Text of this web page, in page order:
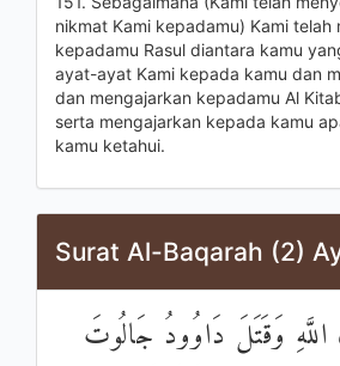
nikmat Kami kepadamu) Kami telah
kepadamu Rasul diantara kamu
ayat-ayat Kami kepada kamu dan
dan mengajarkan kepadamu Al
serta mengajarkan kepada kamu
kamu ketahui.
Surat Al-Baqarah (2)
وَقَتَلَ دَاوُودُ جَالُوتَ